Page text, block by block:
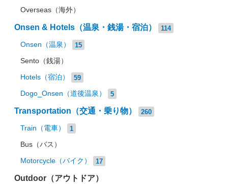
Overseas（海外）
Onsen & Hotels（温泉・銭湯・宿泊） 114
Onsen（温泉） 15
Sento（銭湯）
Hotels（宿泊） 59
Dogo_Onsen（道後温泉） 5
Transportation（交通・乗り物） 260
Train（電車） 1
Bus（バス）
Motorcycle（バイク） 17
Outdoor（アウトドア）